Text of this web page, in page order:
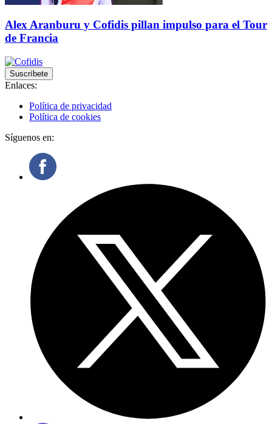
Alex Aranburu y Cofidis pillan impulso para el Tour
de Francia
Suscríbete
Enlaces:
Política de privacidad
Política de cookies
Síguenos en: